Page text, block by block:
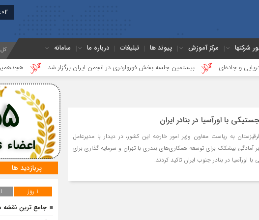
شرکتها مرکز آموزش پیوند ها تبلیغات درباره ما سامانه کل
بیستمین جلسه بخش فورواردری در انجمن ایران برگزار شد هجدهمین جلسه
با اورآسیا در بنادر ایران
به ریاست معاون وزیر امور خارجه این کشور، در دیدار با مدیرعامل
بر آمادگی بیشکک برای توسعه همکاری‌های بندری با تهران و سرمایه گذاری برای
اورآسیا در بنادر جنوب ایران تاکید کردند.
اعضاء Members
پربازدید ها
1 روز 1 هفته
جامع ترین نقشه